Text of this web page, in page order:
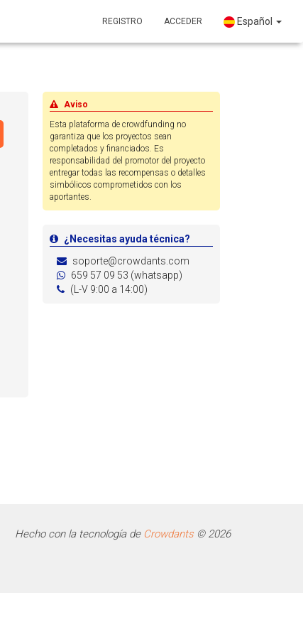
REGISTRO ACCEDER Español
Aviso
Esta plataforma de crowdfunding no
garantiza que los proyectos sean
completados y financiados. Es
responsabilidad del promotor del proyecto
entregar todas las recompensas o detalles
simbólicos comprometidos con los
aportantes.
¿Necesitas ayuda técnica?
soporte@crowdants.com
659 57 09 53 (whatsapp)
(L-V 9:00 a 14:00)
Hecho con la tecnología de Crowdants© 2026